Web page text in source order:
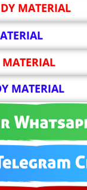
MATERIAL
MATERIAL